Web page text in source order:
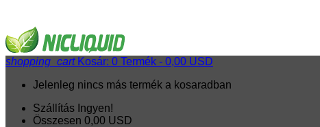
shopping_cart Kosár: 0 Termék - 0,00 USD
Jelenleg nincs más termék a kosaradban
Szállítás Ingyen!
Összesen 0,00 USD